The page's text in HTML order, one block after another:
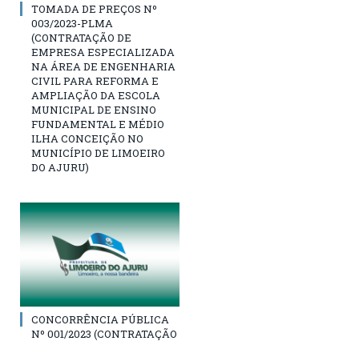
TOMADA DE PREÇOS Nº
003/2023-PLMA
(CONTRATAÇÃO DE
EMPRESA ESPECIALIZADA
NA ÁREA DE ENGENHARIA
CIVIL PARA REFORMA E
AMPLIAÇÃO DA ESCOLA
MUNICIPAL DE ENSINO
FUNDAMENTAL E MÉDIO
ILHA CONCEIÇÃO NO
MUNICÍPIO DE LIMOEIRO
DO AJURU)
CONCORRÊNCIA PÚBLICA
Nº 001/2023 (CONTRATAÇÃO